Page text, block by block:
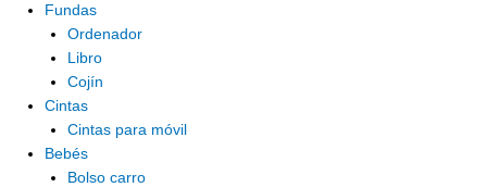
Fundas
Ordenador
Libro
Cojín
Cintas
Cintas para móvil
Bebés
Bolso carro